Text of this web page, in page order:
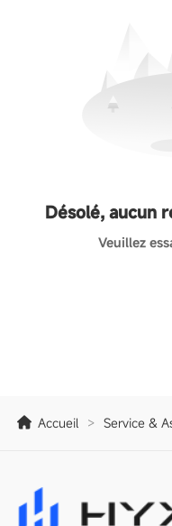
Désolé, aucun
Veuillez
Accueil > Service &